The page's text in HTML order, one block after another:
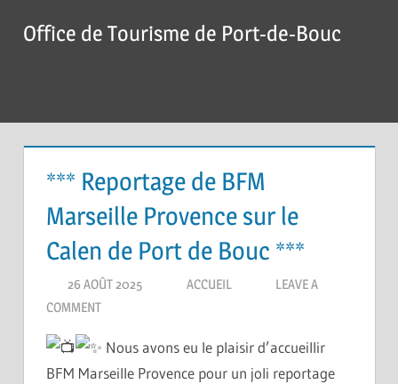
Office de Tourisme de Port-de-Bouc
*** Reportage de BFM
Marseille Provence sur le
Calen de Port de Bouc ***
26 AOÛT 2025 ACCUEIL
LEAVE A
COMMENT
Nous avons eu le plaisir d’accueillir
BFM Marseille Provence pour un joli reportage